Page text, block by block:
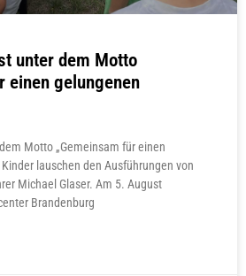
unter dem Motto
einen gelungenen
Motto „Gemeinsam für einen
lauschen den Ausführungen von
Michael Glaser. Am 5. August
Brandenburg